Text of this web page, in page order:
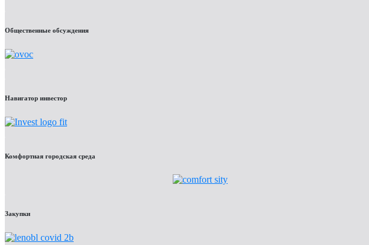
Общественные обсуждения
Навигатор инвестор
Комфортная городская среда
Закупки